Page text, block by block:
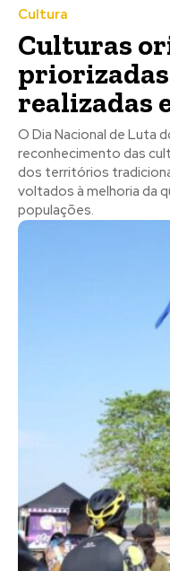
Cultura
Culturas
priorizadas
realizadas
O Dia Nacional de Luta
reconhecimento das
dos territórios
voltados à melhoria da
populações.